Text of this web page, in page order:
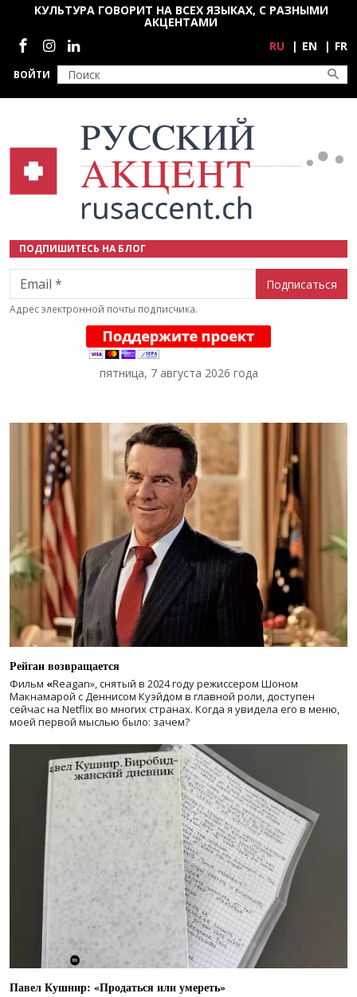
Перейти к основному содержанию
ВОЙТИ
КУЛЬТУРА ГОВОРИТ НА ВСЕХ ЯЗЫКАХ, С РАЗНЫМИ
АКЦЕНТАМИ
Социальные сети
RU EN FR
ПОДПИШИТЕСЬ НА БЛОГ
Email
Адрес электронной почты подписчика.
пятница, 7 августа 2026 года
Рейган возвращается
Фильм «Reagan», снятый в 2024 годурежиссером Шоном
Макнамарой с Деннисом Куэйдом в главной роли, доступен
сейчас на Netflix во многих странах. Когда я увидела его в меню,
моей первой мыслью было: зачем?
Павел Кушнир: «Продаться или умереть»